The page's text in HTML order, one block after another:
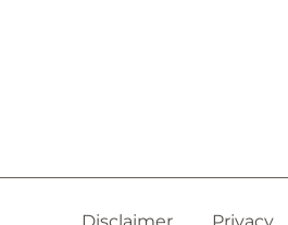
Disclaimer Privacy